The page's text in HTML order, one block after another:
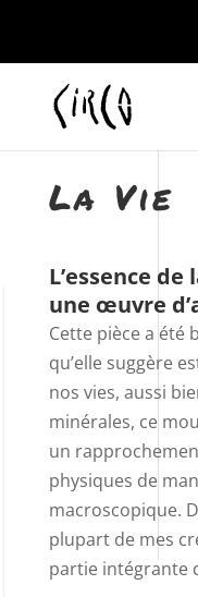
La Vie
L’essence
une œuvre
Cette pièce a été
qu’elle suggère
nos vies, aussi
minérales, ce
un
physiques de
macroscopique.
plupart de mes
partie intégrante